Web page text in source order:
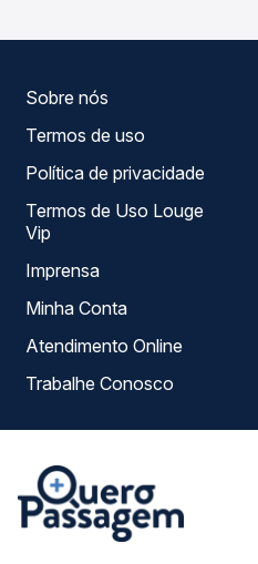
Sobre nós
Termos de uso
Política de privacidade
Termos de Uso Louge
Vip
Imprensa
Minha Conta
Atendimento Online
Trabalhe Conosco